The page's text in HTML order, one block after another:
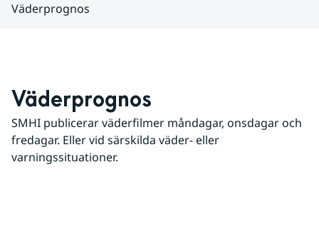
Väderprognos
Väderprognos
SMHI publicerar väderfilmer måndagar, onsdagar och
fredagar. Eller vid särskilda väder- eller
varningssituationer.